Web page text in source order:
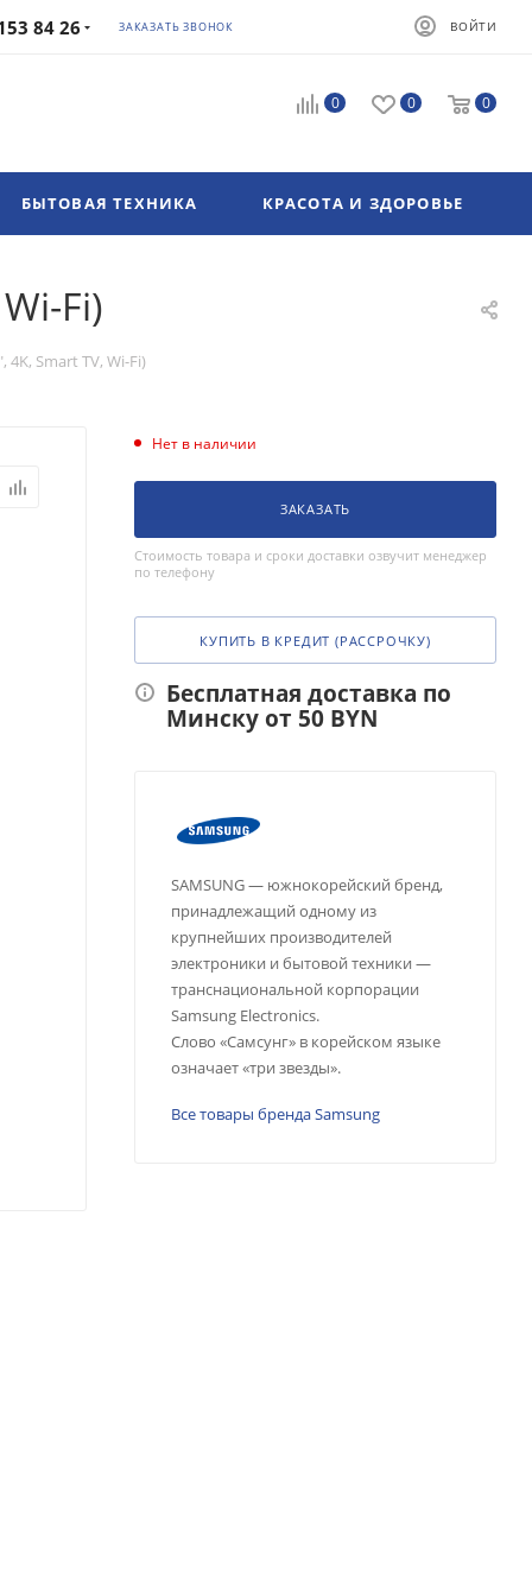
84 26 ЗАКАЗАТЬ ЗВОНОК ВОЙТИ
0 0 0
БЫТОВАЯ ТЕХНИКА КРАСОТА И ЗДОРОВЬЕ
Fi)
4K, Smart TV, Wi-Fi)
Нет в наличии
ЗАКАЗАТЬ
Стоимость товара и сроки доставки озвучит менеджер
по телефону
КУПИТЬ В КРЕДИТ (РАССРОЧКУ)
Бесплатная доставка по
Минску от 50 BYN
SAMSUNG — южнокорейский бренд,
принадлежащий одному из
крупнейших производителей
электроники и бытовой техники —
транснациональной корпорации
Samsung Electronics.
Слово «Самсунг» в корейском языке
означает «три звезды».
Все товары бренда Samsung